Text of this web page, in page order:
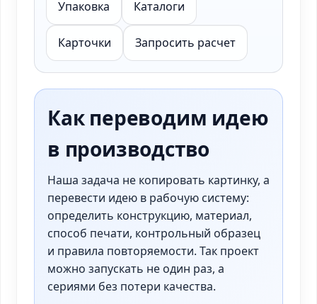
Упаковка Каталоги
Карточки Запросить расчет
Как переводим идею
в производство
Наша задача не копировать картинку, а
перевести идею в рабочую систему:
определить конструкцию, материал,
способ печати, контрольный образец
и правила повторяемости. Так проект
можно запускать не один раз, а
сериями без потери качества.